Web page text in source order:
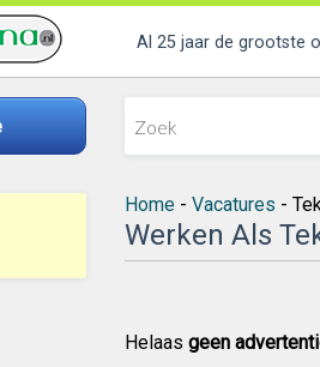
Al 25 jaar de grootste
Home- Vacatures -
Werken Als
Helaas geen